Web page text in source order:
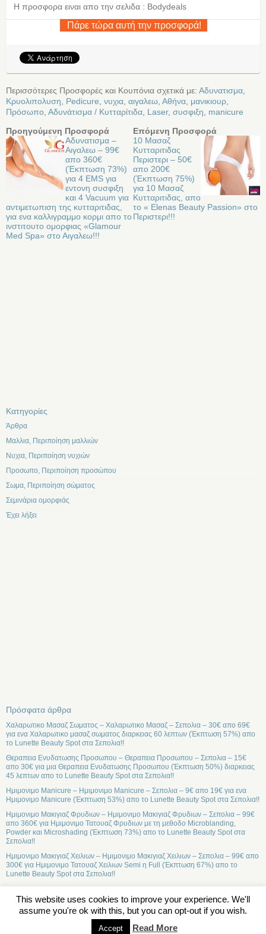
This website uses cookies to improve your experience. We'll
assume you're ok with this, but you can opt-out if you wish.
Accept Read More
Η προσφορα ειναι απο την σελιδα : Bodydeals
Πάρε τώρα αυτή την προσφορά!
Περισσότερες Προσφορές και Κουπόνια σχετικά με: Αδυνατισμα
Κρυολιπολυση
Pedicure νυχια αιγαλεω Αθήνα μανικιουρ
Πρόσωπο Αδυνάτισμα / Κυτταρίτιδα Laser, συσφιξη
manicure
Προηγούμενη Προσφορά
Αδυνατισμα –
Αιγαλεω – 99€
απο 360€
(Έκπτωση 73%)
για 4 EMS για
εντονη συσφιξη
και 4 Vacuum για
αντιμετωπιση της κυτταριτιδας,
για ενα καλλιγραμμο κορμι απο το
ινστιτουτο ομορφιας «Glamour
Med Spa» στο Αιγαλεω!!!
Επόμενη Προσφορά
10 Μασαζ
Κυτταριτιδας
Περιστερι – 50€
απο 200€
(Έκπτωση 75%)
για 10 Μασαζ
Κυτταριτιδας, απο
το « Elenas Beauty Passion» στο
Περιστερι!!!
Kατηγορίες
Άρθρα
Μαλλια, Περιποίηση μαλλιών
Νυχια, Περιποίηση νυχιών
Προσωπο, Περιποίηση προσώπου
Σωμα, Περιποίηση σώματος
Σεμινάρια ομορφιάς
Έχει λήξει
Πρόσφατα άρθρα
Χαλαρωτικο Μασαζ Σωματος – Χαλαρωτικο Μασαζ – Σεπολια – 30€ απο 69€
για ενα Χαλαρωτικο μασαζ σωματος διαρκειας 60 λεπτων (Έκπτωση 57%) απο
το Lunette Beauty Spot στα Σεπολια!!
Θεραπεια Ενυδατωσης Προσωπου – Θεραπεια Προσωπου – Σεπολια – 15€
απο 30€ για μια Θεραπεια Ενυδατωσης Προσωπου (Έκπτωση 50%) διαρκειας
45 λεπτων απο το Lunette Beauty Spot στα Σεπολια!!
Ημιμονιμο Manicure – Ημιμονιμο Manicure – Σεπολια – 9€ απο 19€ για ενα
Ημιμονιμο Manicure (Έκπτωση 53%) απο το Lunette Beauty Spot στα Σεπολια!!
Ημιμονιμο Μακιγιαζ Φρυδιων – Ημιμονιμο Μακιγιαζ Φρυδιων – Σεπολια – 99€
απο 360€ για Ημιμονιμο Τατουαζ Φρυδιων με τη μεθοδο Microblanding,
Powder και Microshading (Έκπτωση 73%) απο το Lunette Beauty Spot στα
Σεπολια!!
Ημιμονιμο Μακιγιαζ Χειλιων – Ημιμονιμο Μακιγιαζ Χειλιων – Σεπολια – 99€ απο
300€ για Ημιμονιμο Τατουαζ Χειλιων Semi η Full (Έκπτωση 67%) απο το
Lunette Beauty Spot στα Σεπολια!!
Σχετικά